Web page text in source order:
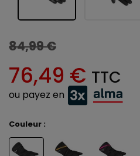
84,99 €
76,49 € TTC
ou payez en
Couleur :